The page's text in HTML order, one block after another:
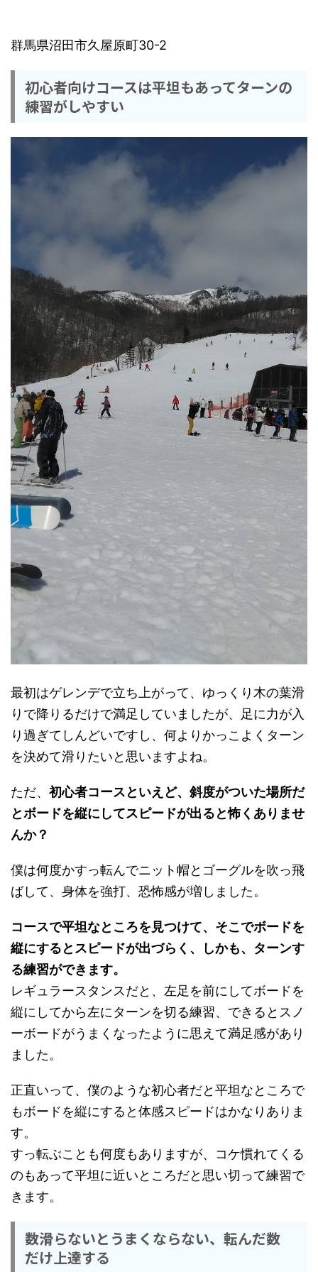
群馬県沼田市久屋原町30-2
初心者向けコースは平坦もあってターンの
練習がしやすい
最初はゲレンデで立ち上がって、ゆっくり木の葉滑
りで降りるだけで満足していましたが、足に力が入
り過ぎてしんどいですし、何よりかっこよくターン
を決めて滑りたいと思いますよね。
ただ、 初心者コースといえど、斜度がついた場所だ
とボードを縦にしてスピードが出ると怖くありませ
んか？
僕は何度かすっ転んでニット帽とゴーグルを吹っ飛
ばして、身体を強打、恐怖感が増しました。
コースで平坦なところを見つけて、そこでボードを
縦にするとスピードが出づらく、しかも、ターンす
る練習ができます。
レギュラースタンスだと、左足を前にしてボードを
縦にしてから左にターンを切る練習、できるとスノ
ーボードがうまくなったように思えて満足感があり
ました。
正直いって、僕のような初心者だと平坦なところで
もボードを縦にすると体感スピードはかなりありま
す。
すっ転ぶことも何度もありますが、コケ慣れてくる
のもあって平坦に近いところだと思い切って練習で
きます。
数滑らないとうまくならない、転んだ数
だけ上達する